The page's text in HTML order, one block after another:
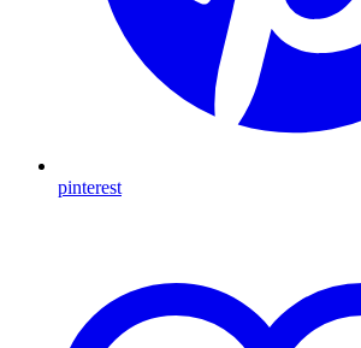
pinterest